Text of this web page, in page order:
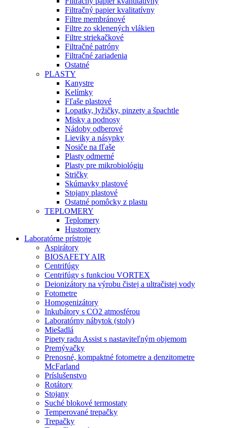
Filtračný papier kvalitatívny
Filtre membránové
Filtre zo sklenených vlákien
Filtre striekačkové
Filtračné patróny
Filtračné zariadenia
Ostatné
PLASTY
Kanystre
Kelímky
Fľaše plastové
Lopatky, lyžičky, pinzety a špachtle
Misky a podnosy
Nádoby odberové
Lieviky a násypky
Nosiče na fľaše
Plasty odmerné
Plasty pre mikrobiológiu
Stričky
Skúmavky plastové
Stojany plastové
Ostatné pomôcky z plastu
TEPLOMERY
Teplomery
Hustomery
Laboratórne prístroje
Aspirátory
BIOSAFETY AIR
Centrifúgy
Centrifúgy s funkciou VORTEX
Deionizátory na výrobu čistej a ultračistej vody
Fotometre
Homogenizátory
Inkubátory s CO2 atmosférou
Laboratórny nábytok (stoly)
Miešadlá
Pipety radu Assist s nastaviteľným objemom
Premývačky
Prenosné, kompaktné fotometre a denzitometre
McFarland
Príslušenstvo
Rotátory
Stojany
Suché blokové termostaty
Temperované trepačky
Trepačky